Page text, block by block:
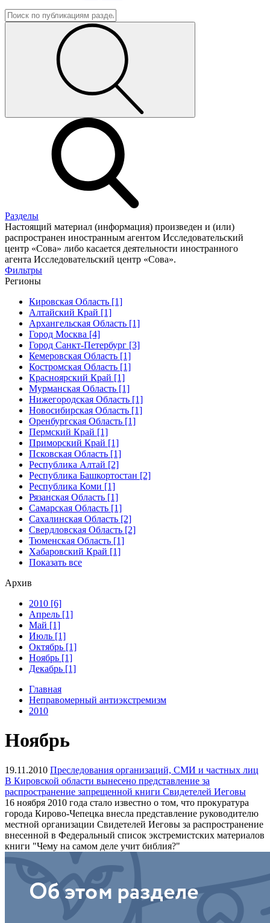
Разделы
Настоящий материал (информация) произведен и (или)
распространен иностранным агентом Исследовательский
центр «Сова» либо касается деятельности иностранного
агента Исследовательский центр «Сова».
Фильтры
Регионы
Кировская Область [1]
Алтайский Край [1]
Архангельская Область [1]
Город Москва [4]
Город Санкт-Петербург [3]
Кемеровская Область [1]
Костромская Область [1]
Красноярский Край [1]
Мурманская Область [1]
Нижегородская Область [1]
Новосибирская Область [1]
Оренбургская Область [1]
Пермский Край [1]
Приморский Край [1]
Псковская Область [1]
Республика Алтай [2]
Республика Башкортостан [2]
Республика Коми [1]
Рязанская Область [1]
Самарская Область [1]
Сахалинская Область [2]
Свердловская Область [2]
Тюменская Область [1]
Хабаровский Край [1]
Показать все
Архив
2010 [6]
Апрель [1]
Май [1]
Июль [1]
Октябрь [1]
Ноябрь [1]
Декабрь [1]
Главная
Неправомерный антиэкстремизм
2010
Ноябрь
19.11.2010 Преследования организаций, СМИ и частных лиц
В Кировской области вынесено представление за
распространение запрещенной книги Свидетелей Иеговы
16 ноября 2010 года стало известно о том, что прокуратура
города Кирово-Чепецка внесла представление руководителю
местной организации Свидетелей Иеговы за распространение
внесенной в Федеральный список экстремистских материалов
книги "Чему на самом деле учит библия?"